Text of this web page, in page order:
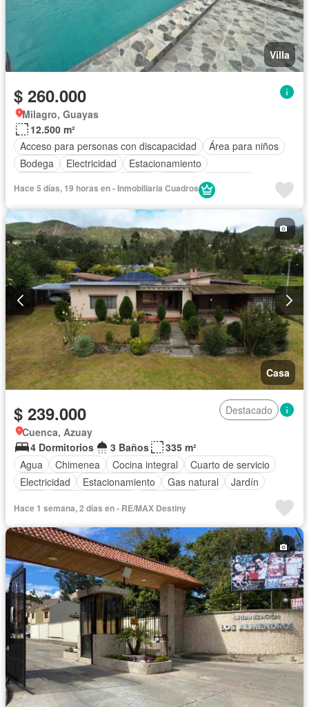
Villa
$ 260.000
Milagro, Guayas
12.500 m²
Acceso para personas con discapacidad
Área para niños
Bodega
Electricidad
Estacionamiento
Seguridad
Hace 5 días, 19 horas en - Inmobiliaria Cuadros
Casa
$ 239.000
Destacado
Cuenca, Azuay
4 Dormitorios
3 Baños
335 m²
Agua
Chimenea Cocina integral
Cuarto de servicio
Electricidad
Estacionamiento Gas natural
Jardín
Hace 1 semana, 2 días en - RE/MAX Destiny